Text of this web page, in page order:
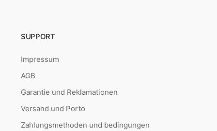
SUPPORT
Impressum
AGB
Garantie und Reklamationen
Versand und Porto
Zahlungsmethoden und bedingungen